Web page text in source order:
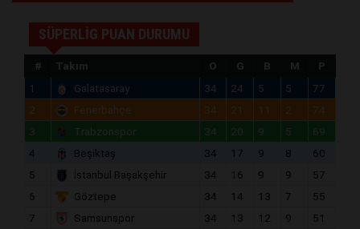
SÜPERLİG PUAN DURUMU
# Takım O G B M
P
1
Galatasaray 34 24 5 5
77
2
Fenerbahçe 34 21 11 2
74
3
Trabzonspor 34 20 9 5
69
4
Beşiktaş 34 17 9 8
60
5
İstanbul Başakşehir 34 16 9 9
57
6
Göztepe 34 14 13 7
55
7
Samsunspor 34 13 12 9
51